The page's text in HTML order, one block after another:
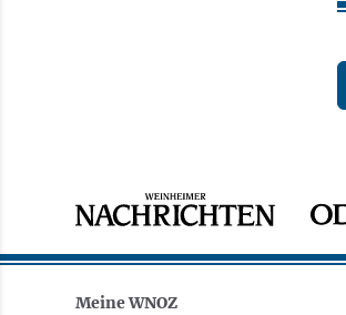
Meine WNOZ